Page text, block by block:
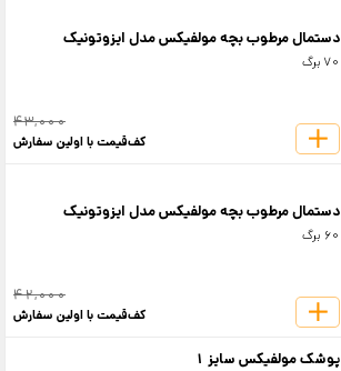
دستمال مرطوب بچه مولفیکس مدل ایزوتونیک
70 برگ
43,000
کف‌قیمت با اولین سفارش
دستمال مرطوب بچه مولفیکس مدل ایزوتونیک
60 برگ
42,000
کف‌قیمت با اولین سفارش
پوشک مولفیکس سایز 1